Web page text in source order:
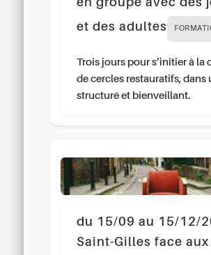
en groupe avec des
et des adultes
Trois jours pour s’initier à la
de cercles restauratifs, dans
structuré et bienveillant.
du 15/09 au 15/12/
Saint-Gilles face aux